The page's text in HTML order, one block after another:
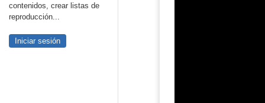
contenidos, crear listas de
reproducción...
Iniciar sesión